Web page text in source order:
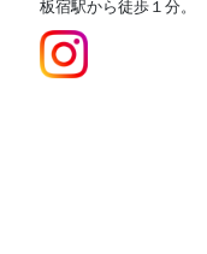
板宿駅から徒歩１分。